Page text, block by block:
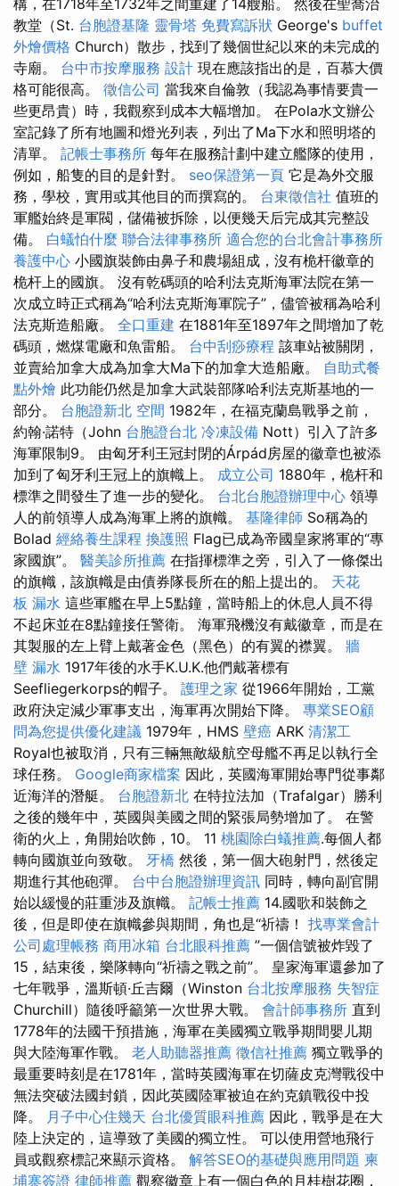
構，在1718年至1732年之間重建了14艘船。 然後在聖喬治
教堂（St. 台胞證基隆 靈骨塔 免費寫訴狀 George's buffet
外燴價格 Church）散步，找到了幾個世紀以來的未完成的
寺廟。 台中市按摩服務 設計 現在應該指出的是，百慕大價
格可能很高。 徵信公司 當我來自倫敦（我認為事情要貴一
些更昂貴）時，我觀察到成本大幅增加。 在Pola水文辦公
室記錄了所有地圖和燈光列表，列出了Ma下水和照明塔的
清單。 記帳士事務所 每年在服務計劃中建立艦隊的使用，
例如，船隻的目的是針對。 seo保證第一頁 它是為外交服
務，學校，實用或其他目的而撰寫的。 台東徵信社 值班的
軍艦始終是軍閥，儲備被拆除，以便幾天后完成其完整設
備。 白蟻怕什麼 聯合法律事務所 適合您的台北會計事務所
養護中心 小國旗裝飾由鼻子和農場組成，沒有桅杆徽章的
桅杆上的國旗。 沒有乾碼頭的哈利法克斯海軍法院在第一
次成立時正式稱為“哈利法克斯海軍院子”，儘管被稱為哈利
法克斯造船廠。 全口重建 在1881年至1897年之間增加了乾
碼頭，燃煤電廠和魚雷船。 台中刮痧療程 該車站被關閉，
並賣給加拿大成為加拿大Ma下的加拿大造船廠。 自助式餐
點外燴 此功能仍然是加拿大武裝部隊哈利法克斯基地的一
部分。 台胞證新北 空間 1982年，在福克蘭島戰爭之前，
約翰·諾特（John 台胞證台北 冷凍設備 Nott）引入了許多
海軍限制9。 由匈牙利王冠封閉的Árpád房屋的徽章也被添
加到了匈牙利王冠上的旗幟上。 成立公司 1880年，桅杆和
標準之間發生了進一步的變化。 台北台胞證辦理中心 領導
人的前領導人成為海軍上將的旗幟。 基隆律師 So稱為的
Bolad 經絡養生課程 換護照 Flag已成為帝國皇家將軍的“專
家國旗”。 醫美診所推薦 在指揮標準之旁，引入了一條傑出
的旗幟，該旗幟是由債券隊長所在的船上提出的。 天花
板 漏水 這些軍艦在早上5點鐘，當時船上的休息人員不得
不起床並在8點鐘接任警衛。 海軍飛機沒有戴徽章，而是在
其製服的左上臂上戴著金色（黑色）的有翼的襟翼。 牆
壁 漏水 1917年後的水手K.U.K.他們戴著標有
Seefliegerkorps的帽子。 護理之家 從1966年開始，工黨
政府決定減少軍事支出，海軍再次開始下降。 專業SEO顧
問為您提供優化建議 1979年，HMS 壁癌 ARK 清潔工
Royal也被取消，只有三輛無敵級航空母艦不再足以執行全
球任務。 Google商家檔案 因此，英國海軍開始專門從事鄰
近海洋的潛艇。 台胞證新北 在特拉法加（Trafalgar）勝利
之後的幾年中，英國與美國之間的緊張局勢增加了。 在警
衛的火上，角開始吹飾，10。 11 桃園除白蟻推薦.每個人都
轉向國旗並向致敬。 牙橋 然後，第一個大砲射門，然後定
期進行其他砲彈。 台中台胞證辦理資訊 同時，轉向副官開
始以緩慢的莊重涉及旗幟。 記帳士推薦 14.國歌和裝飾之
後，但是即使在旗幟參與期間，角也是“祈禱！ 找專業會計
公司處理帳務 商用冰箱 台北眼科推薦 ”一個信號被炸毀了
15，結束後，樂隊轉向“祈禱之戰之前”。 皇家海軍還參加了
七年戰爭，溫斯頓·丘吉爾（Winston 台北按摩服務 失智症
Churchill）隨後呼籲第一次世界大戰。 會計師事務所 直到
1778年的法國干預措施，海軍在美國獨立戰爭期間嬰儿期
與大陸海軍作戰。 老人助聽器推薦 徵信社推薦 獨立戰爭的
最重要時刻是在1781年，當時英國海軍在切薩皮克灣戰役中
無法突破法國封鎖，因此英國陸軍被迫在約克鎮戰役中投
降。 月子中心住幾天 台北優質眼科推薦 因此，戰爭是在大
陸上決定的，這導致了美國的獨立性。 可以使用營地飛行
員或觀察標記來顯示資格。 解答SEO的基礎與應用問題 柬
埔寨簽證 律師推薦 觀察徽章上有一個白色的月桂樹花圈，